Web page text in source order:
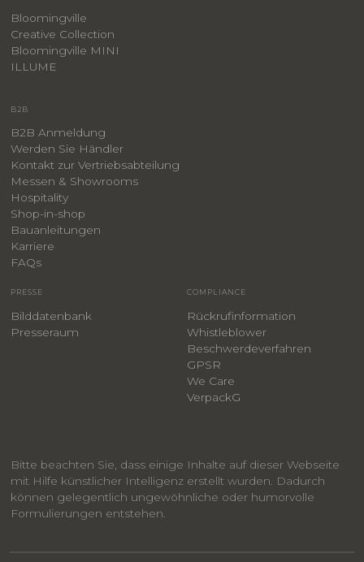
Bloomingville
Creative Collection
Bloomingville MINI
ILLUME
B2B
B2B Anmeldung
Werden Sie Händler
Kontakt zur Vertriebsabteilung
Messen & Showrooms
Hospitality
Shop-in-shop
Bauanleitungen
​Karriere
FAQs
PRESSE
Bilddatenbank
Presseraum
COMPLIANCE
Rückrufinformation
Whistleblower
​Beschwerdeverfahren
GPSR
We Care
VerpackG
Bitte beachten Sie, dass einige Inhalte auf dieser Webseite
mit Hilfe künstlicher Intelligenz erstellt wurden. Dadurch
können gelegentlich ungewöhnliche oder humorvolle
Formulierungen entstehen.